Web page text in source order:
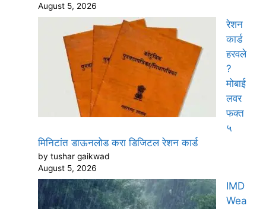
August 5, 2026
रेशन
कार्ड
हरवले
?
मोबाई
लवर
फक्त
५
मिनिटांत डाऊनलोड करा डिजिटल रेशन कार्ड
by tushar gaikwad
August 5, 2026
IMD
Wea